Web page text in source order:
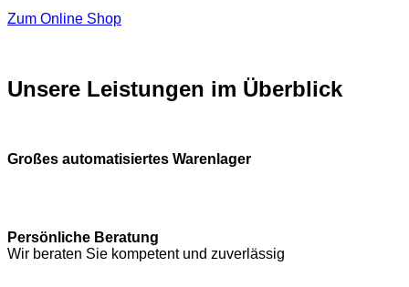
Zum Online Shop
Unsere Leistungen im Überblick
Großes automatisiertes Warenlager
Persönliche Beratung
Wir beraten Sie kompetent und zuverlässig